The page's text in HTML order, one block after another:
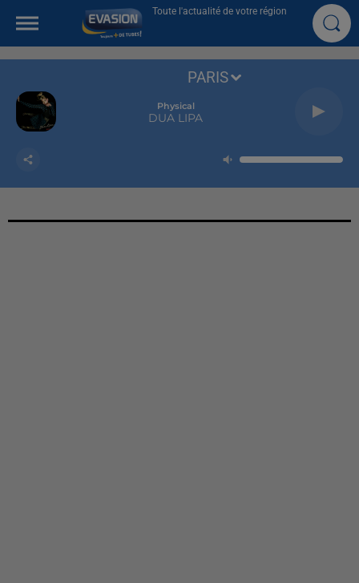
Toute l'actualité de votre région
Physical
DUA LIPA
PARIS